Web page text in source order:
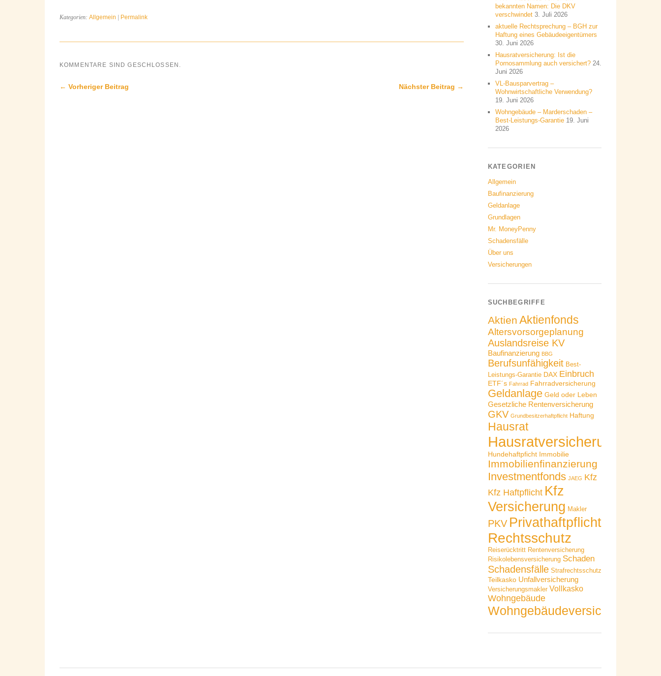
Kategorien: Allgemein Permalink
KOMMENTARE SIND GESCHLOSSEN.
← Vorheriger Beitrag Nächster Beitrag →
bekannten Namen: Die DKV
verschwindet 3. Juli 2026
aktuelle Rechtsprechung – BGH zur
Haftung eines Gebäudeeigentümers
30. Juni 2026
Hausratversicherung: Ist die
Pornosammlung auch versichert? 24.
Juni 2026
VL-Bausparvertrag –
Wohnwirtschaftliche Verwendung?
19. Juni 2026
Wohngebäude – Marderschaden –
Best-Leistungs-Garantie 19. Juni
2026
KATEGORIEN
Allgemein
Baufinanzierung
Geldanlage
Grundlagen
Mr. MoneyPenny
Schadensfälle
Über uns
Versicherungen
SUCHBEGRIFFE
Aktien Aktienfonds
Altersvorsorgeplanung
Auslandsreise KV
Baufinanzierung BBG
Berufsunfähigkeit Best-
Leistungs-Garantie DAX Einbruch
ETF´s Fahrrad Fahrradversicherung
Geldanlage Geld oder Leben
Gesetzliche Rentenversicherung
GKV Grundbesitzerhaftpflicht Haftung
Hausrat
Hausratversicherung
Hundehaftpficht Immobilie
Immobilienfinanzierung
Investmentfonds JAEG Kfz
Kfz Haftpflicht Kfz
Versicherung Makler
PKV Privathaftpflicht
Rechtsschutz
Reiserücktritt Rentenversicherung
Risikolebensversicherung Schaden
Schadensfälle Strafrechtsschutz
Teilkasko Unfallversicherung
Versicherungsmakler Vollkasko
Wohngebäude
Wohngebäudeversicherung